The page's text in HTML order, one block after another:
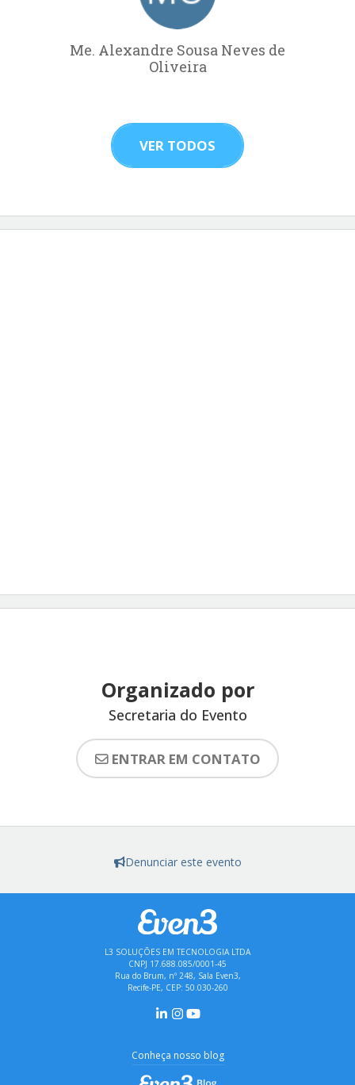
Me. Alexandre Sousa Neves de
Oliveira
VER TODOS
Organizado por
Secretaria do Evento
ENTRAR EM CONTATO
Denunciar este evento
L3 SOLUÇÕES EM TECNOLOGIA LTDA
CNPJ 17.688.085/0001-45
Rua do Brum, nº 248, Sala Even3,
Recife-PE, CEP: 50.030-260
Conheça nosso blog